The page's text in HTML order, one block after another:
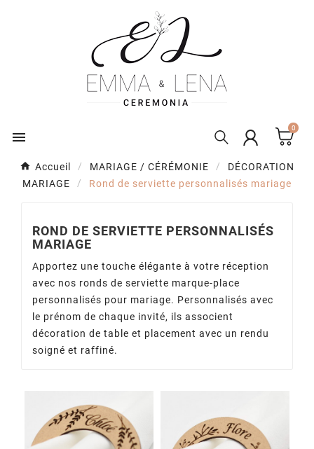

0
Accueil MARIAGE / CÉRÉMONIE
DÉCORATION
MARIAGE
Rond de serviette personnalisés mariage
ROND DE SERVIETTE PERSONNALISÉS
MARIAGE
Apportez une touche élégante à votre réception
avec nos ronds de serviette marque-place
personnalisés pour mariage. Personnalisés avec
le prénom de chaque invité, ils associent
décoration de table et placement avec un rendu
soigné et raffiné.